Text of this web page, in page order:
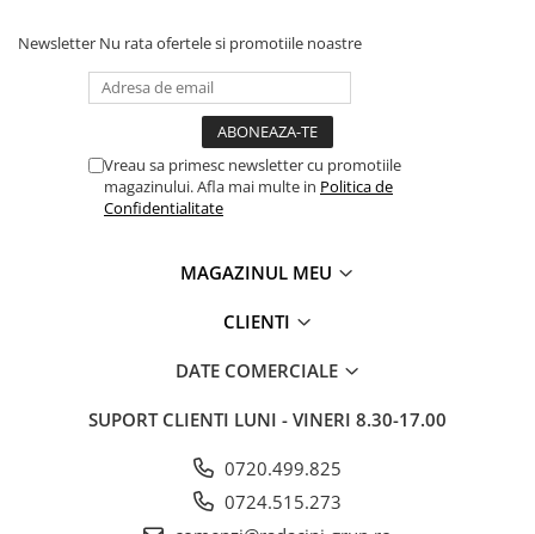
Newsletter Nu rata ofertele si promotiile noastre
Vreau sa primesc newsletter cu promotiile
magazinului. Afla mai multe in Politica de
Confidentialitate
MAGAZINUL MEU
CLIENTI
DATE COMERCIALE
SUPORT CLIENTI LUNI - VINERI 8.30-17.00
0720.499.825
0724.515.273